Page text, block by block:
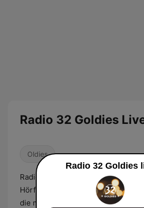
Radio 32 Goldies
Oldies
Radio 32 Goldies ist ein
Hörfunksender mit Sitz in
die musikalischen Epochen der
Radio 32 Goldies